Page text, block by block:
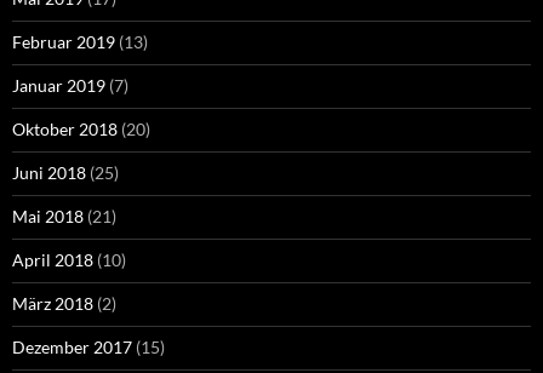
Februar 2019 (13)
Januar 2019 (7)
Oktober 2018 (20)
Juni 2018 (25)
Mai 2018 (21)
April 2018 (10)
März 2018 (2)
Dezember 2017 (15)